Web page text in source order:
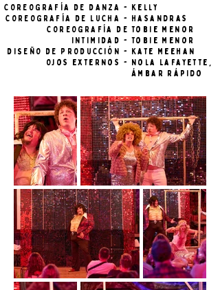
COREOGRAFÍA DE DANZA -
COREOGRAFÍA DE LUCHA -
COREOGRAFÍA DE
INTIMIDAD -
DISEÑO DE PRODUCCIÓN -
Ojos externos -
Kelly
Hasandras
Tobie menor
Tobie menor
Kate Meehan
Nola Lafayette,
Ámbar Rápido